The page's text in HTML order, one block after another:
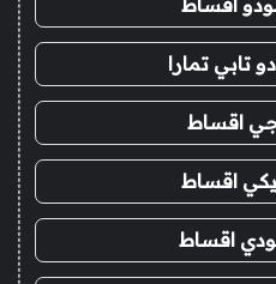
تابي تمارا
اقساط
اقساط
اقساط